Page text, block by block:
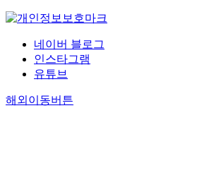
네이버 블로그
인스타그램
유튜브
해외이동버튼